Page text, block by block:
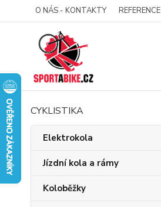
O NÁS - KONTAKTY REFERENCE
CYKLISTIKA
Elektrokola
Jízdní kola a rámy
Koloběžky